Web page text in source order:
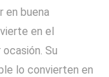
en buena
en el
Su
lo convierten en